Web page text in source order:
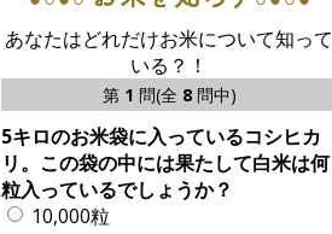
あなたはどれだけお米について知って
いる？！
第 1 問(全 8問中)
5キロのお米袋に入っているコシヒカ
リ。この袋の中には果たして白米は何
粒入っているでしょうか？
10,000粒